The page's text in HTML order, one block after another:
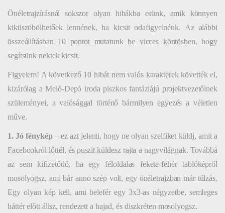
Önéletrajzírásnál sokszor olyan hibákba esünk, amik könnyen
kiküszöbölhetőek lennének, ha kicsit odafigyelnénk. Az alábbi
összeállításban 10 pontot mutatunk be vicces köntösben, hogy
segítsünk nektek kicsit.
Figyelem! A következő 10 hibát nem valós karakterek követték el,
kizárólag a Meló-Depó iroda piszkos fantáziájú projektvezetőinek
szüleményei, a valósággal történő bármilyen egyezés a véletlen
műve.
1. Jó fénykép – ez azt jelenti, hogy ne olyan szelfiket küldj, amit a
Facebookról lőttél, és puszit küldesz rajta a nagyvilágnak. Továbbá
az sem kifizetődő, ha egy féloldalas fekete-fehér tablóképről
mosolyogsz, ami bár anno szép volt, egy önéletrajzban már túlzás.
Egy olyan kép kell, ami belefér egy 3x3-as négyzetbe, semleges
háttér előtt állsz, rendezett a hajad, és diszkréten mosolyogsz.